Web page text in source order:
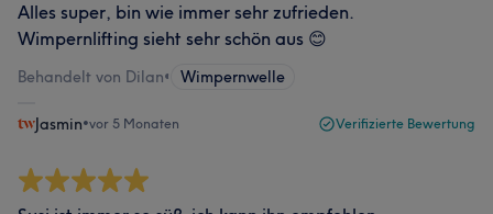
Alles super, bin wie immer sehr zufrieden.
Wimpernlifting sieht sehr schön aus 😊
Behandelt von Dilan• Wimpernwelle
Jasmin•vor 5 Monaten Verifizierte Bewertung